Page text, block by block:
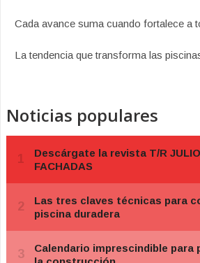
Cada avance suma cuando fortalece a
La tendencia que transforma las
Noticias populares